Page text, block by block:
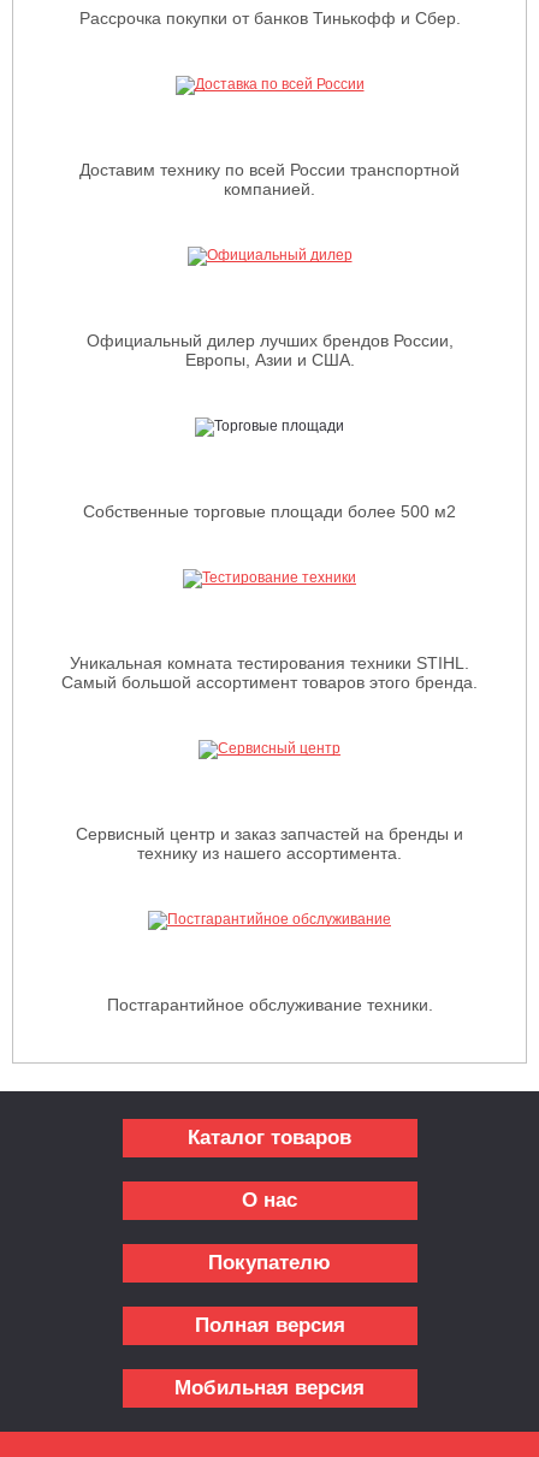
Рассрочка покупки от банков Тинькофф и Сбер.
Доставим технику по всей России транспортной
компанией.
Официальный дилер лучших брендов России,
Европы, Азии и США.
Собственные торговые площади более 500 м2
Уникальная комната тестирования техники STIHL.
Самый большой ассортимент товаров этого бренда.
Сервисный центр и заказ запчастей на бренды и
технику из нашего ассортимента.
Постгарантийное обслуживание техники.
Каталог товаров
О нас
Покупателю
Полная версия
Мобильная версия